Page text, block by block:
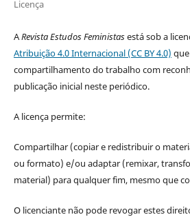
Licença
ARevista Estudos Feministasestá sob a
Atribuição 4.0 Internacional (CC BY 4.0)
compartilhamento do trabalho com
publicação inicial neste periódico.
A licença permite:
Compartilhar (copiar e redistribuir o
ou formato) e/ou adaptar (remixar,
material) para qualquer fim, mesmo que
O licenciante não pode revogar estes